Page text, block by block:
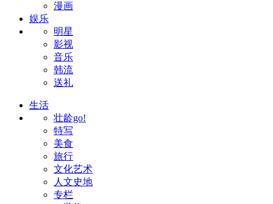
漫画
娱乐
明星
影视
音乐
韩流
送礼
生活
壮龄go!
特写
美食
旅行
文化艺术
人文史地
专栏